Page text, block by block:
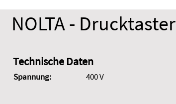
NOLTA - Drucktaster
Technische Daten
Spannung: 400 V